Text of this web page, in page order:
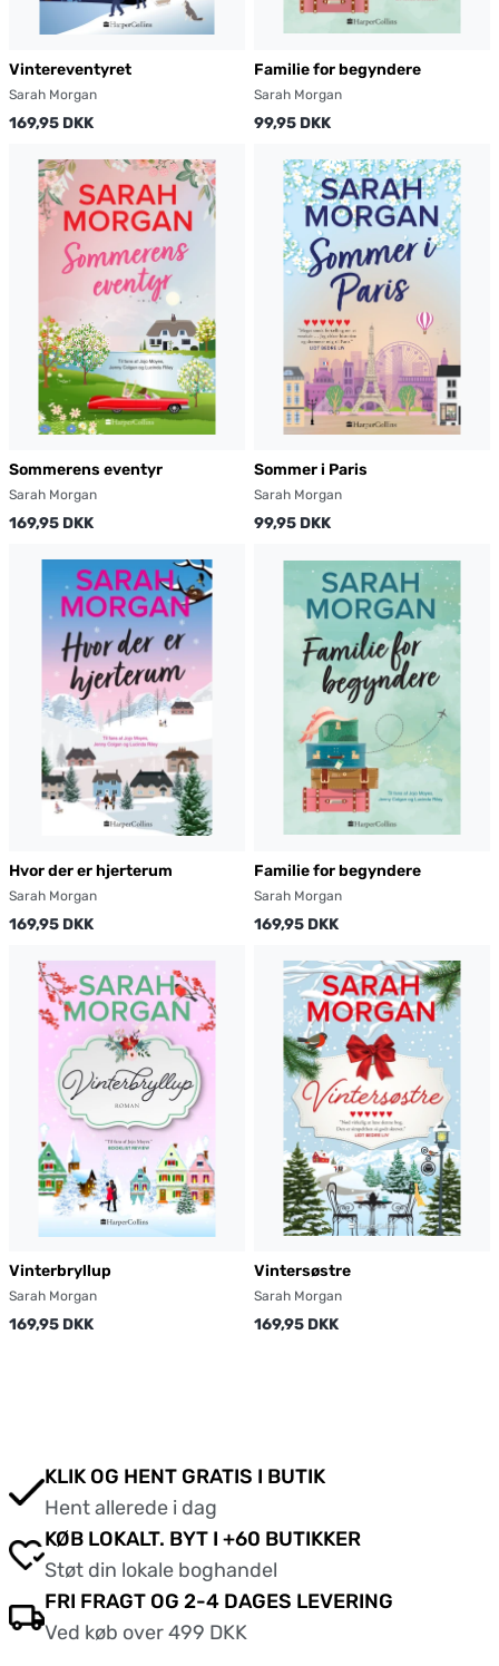
Vintereventyret
Sarah Morgan
169,95 DKK
Familie for begyndere
Sarah Morgan
99,95 DKK
Sommerens eventyr
Sarah Morgan
169,95 DKK
Sommer i Paris
Sarah Morgan
99,95 DKK
Hvor der er hjerterum
Sarah Morgan
169,95 DKK
Familie for begyndere
Sarah Morgan
169,95 DKK
Vinterbryllup
Sarah Morgan
169,95 DKK
Vintersøstre
Sarah Morgan
169,95 DKK
KLIK OG HENT GRATIS I BUTIK
Hent allerede i dag
KØB LOKALT. BYT I +60 BUTIKKER
Støt din lokale boghandel
FRI FRAGT OG 2-4 DAGES LEVERING
Ved køb over 499 DKK